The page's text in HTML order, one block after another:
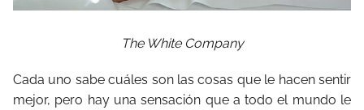
The White Company
Cada uno sabe cuáles son las cosas que le hacen sentir
mejor, pero hay una sensación que a todo el mundo le